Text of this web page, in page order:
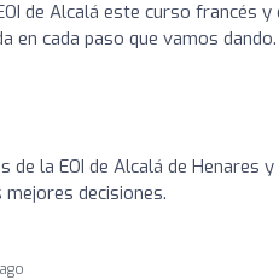
de Alcalá este curso francés
en cada paso que vamos
de la EOI de Alcalá de Henares
decisiones.